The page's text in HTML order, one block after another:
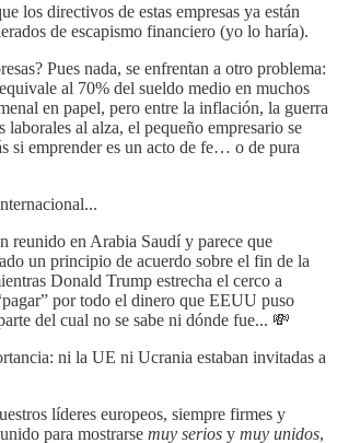
los directivos de estas empresas ya están
de escapismo financiero (yo lo haría).
Pues nada, se enfrentan a otro problema:
al 70% del sueldo medio en muchos
en papel, pero entre la inflación, la guerra
laborales al alza, el pequeño empresario se
si emprender es un acto de fe… o de pura
reunido en Arabia Saudí y parece que
un principio de acuerdo sobre el fin de la
Donald Trump estrecha el cerco a
por todo el dinero que EEUU puso
del cual no se sabe ni dónde fue... 💸
ni la UE ni Ucrania estaban invitadas a
líderes europeos, siempre firmes y
para mostrarse muy serios y muy unidos,